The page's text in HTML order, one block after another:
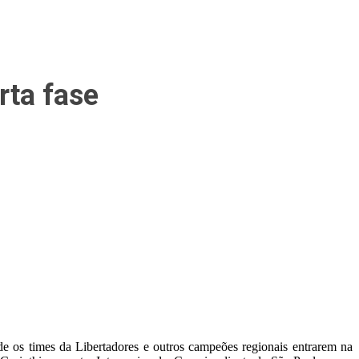
fase
times da Libertadores e outros campeões regionais entrarem na